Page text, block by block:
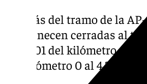
Además del tramo de la
permanecen cerradas al
CA-4101 del kilómetro 0 al
del kilómetro 0 al 4,25 en